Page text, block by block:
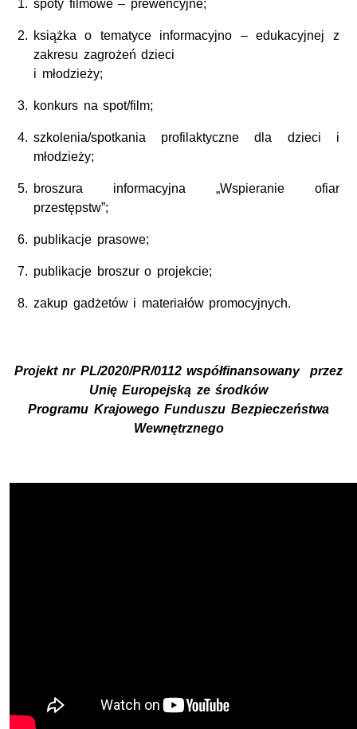
spoty filmowe – prewencyjne;
książka o tematyce informacyjno – edukacyjnej z
zakresu zagrożeń dzieci
i młodzieży;
konkurs na spot/film;
szkolenia/spotkania profilaktyczne dla dzieci i
młodzieży;
broszura informacyjna „Wspieranie ofiar
przestępstw”;
publikacje prasowe;
publikacje broszur o projekcie;
zakup gadżetów i materiałów promocyjnych.
Projekt nr PL/2020/PR/0112 współfinansowany przez
Unię Europejską ze środków
Programu Krajowego Funduszu Bezpieczeństwa
Wewnętrznego